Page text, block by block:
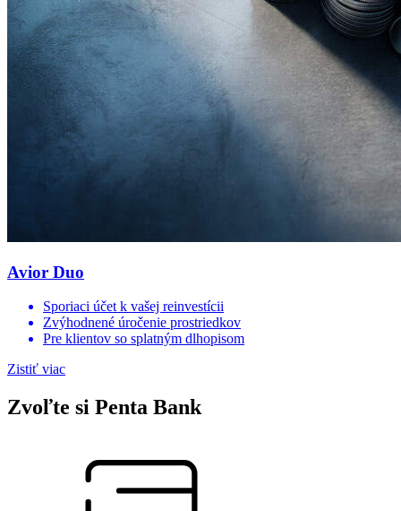
Avior Duo
Sporiaci účet k vašej reinvestícii
Zvýhodnené úročenie prostriedkov
Pre klientov so splatným dlhopisom
Zistiť viac
Zvoľte si Penta Bank